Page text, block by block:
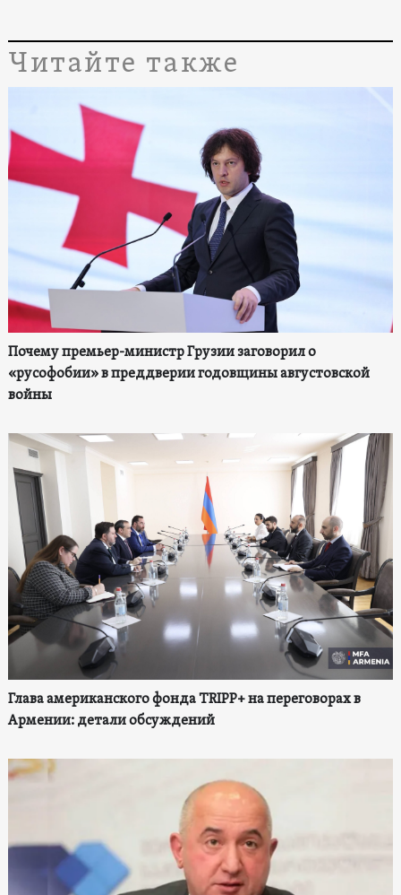
Читайте также
Почему премьер-министр Грузии заговорил о
«русофобии» в преддверии годовщины августовской
войны
Глава американского фонда TRIPP+ на переговорах в
Армении: детали обсуждений